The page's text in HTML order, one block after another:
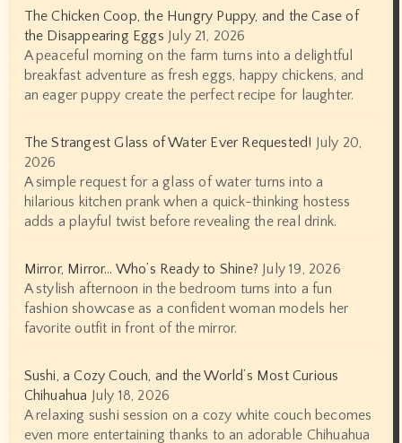
The Chicken Coop, the Hungry Puppy, and the Case of
the Disappearing Eggs July 21, 2026
A peaceful morning on the farm turns into a delightful
breakfast adventure as fresh eggs, happy chickens, and
an eager puppy create the perfect recipe for laughter.
The Strangest Glass of Water Ever Requested! July 20,
2026
A simple request for a glass of water turns into a
hilarious kitchen prank when a quick-thinking hostess
adds a playful twist before revealing the real drink.
Mirror, Mirror… Who’s Ready to Shine? July 19, 2026
A stylish afternoon in the bedroom turns into a fun
fashion showcase as a confident woman models her
favorite outfit in front of the mirror.
Sushi, a Cozy Couch, and the World’s Most Curious
Chihuahua July 18, 2026
A relaxing sushi session on a cozy white couch becomes
even more entertaining thanks to an adorable Chihuahua